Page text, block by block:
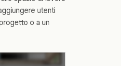
utenti
o a un